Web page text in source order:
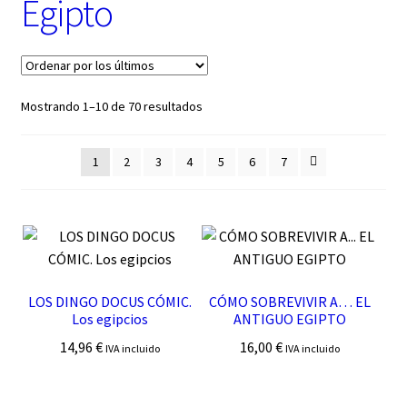
e
o
í
Egipto
Mostrando 1–10 de 70 resultadosOrdenado
últimos
1 2 3 4 5 6 7
LOS DINGO DOCUS CÓMIC.
Los egipcios
14,96€ IVA incluido
CÓMO SOBREVIVIR A… EL
ANTIGUO EGIPTO
16,00 € IVA incluido